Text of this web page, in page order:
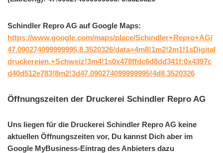
Schindler Repro AG auf Google Maps:
https://www.google.com/maps/place/Schindler+Repro+AG/
47.090274099999995,8.3520326/data=4m8!1m2!2m1!1sDigital
druckereien,+Schweiz!3m4!1s0x478ffdc6d8dd341f:0x4397c
d40d512e783!8m2!3d47.090274099999995!4d8.3520326
Öffnungszeiten der Druckerei Schindler Repro AG
Uns liegen für die Druckerei Schindler Repro AG keine
aktuellen Öffnungszeiten vor, Du kannst Dich aber im
Google MyBusiness-Eintrag des Anbieters dazu